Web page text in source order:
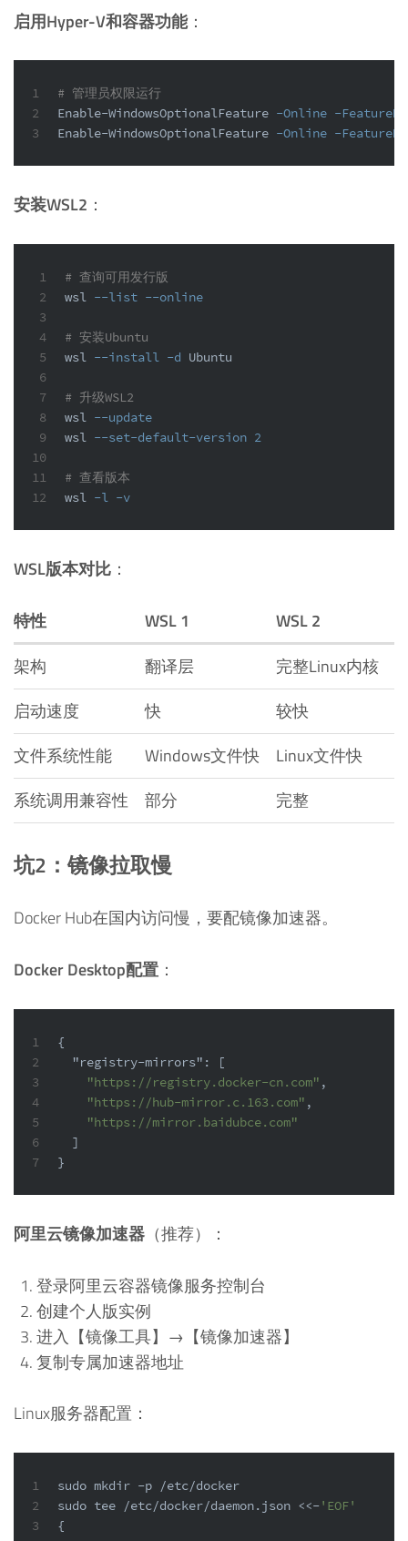
启用Hyper-V和容器功能：
1
2
3
# 管理员权限运行
Enable-WindowsOptionalFeature -Online -
Enable-WindowsOptionalFeature -Online -
安装WSL2 ：
1
2
3
4
5
6
7
8
9
10
11
12
# 查询可用发行版
wsl --list --online
# 安装Ubuntu
wsl --install -d Ubuntu
# 升级WSL2
wsl --update
wsl --set-default-version 2
# 查看版本
wsl -l -v
WSL版本对比 ：
特性 WSL 1
WSL 2
架构
翻译层
完整Linux内核
启动速度
快
较快
文件系统性能
Windows文件快
Linux文件快
系统调用兼容性
部分 完整
坑2：镜像拉取慢
Docker Hub在国内访问慢，要配镜像加速器。
Docker Desktop配置 ：
1
2
3
4
5
6
7
{
"registry-mirrors" :
[
"https://registry.docker-cn.com" ,
"https://hub-mirror.c.163.com" ,
"https://mirror.baidubce.com"
]
}
阿里云镜像加速器 （推荐）：
登录阿里云容器镜像服务控制台
创建个人版实例
进入【镜像工具】→【镜像加速器】
复制专属加速器地址
Linux服务器配置：
1
2
3
sudo mkdir -p /etc/docker
sudo tee /etc/docker/daemon.json <<-'EOF'
{